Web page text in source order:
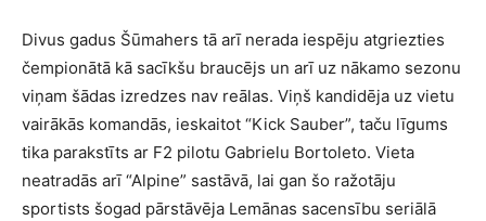
Divus gadus Šūmahers tā arī nerada iespēju atgriezties
čempionātā kā sacīkšu braucējs un arī uz nākamo sezonu
viņam šādas izredzes nav reālas. Viņš kandidēja uz vietu
vairākās komandās, ieskaitot “Kick Sauber”, taču līgums
tika parakstīts ar F2 pilotu Gabrielu Bortoleto. Vieta
neatradās arī “Alpine” sastāvā, lai gan šo ražotāju
sportists šogad pārstāvēja Lemānas sacensību seriālā